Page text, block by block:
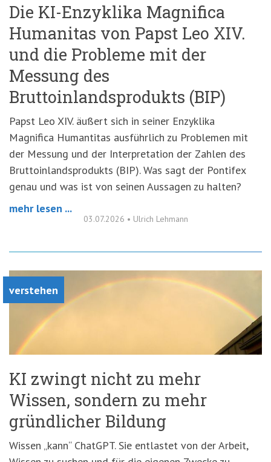
Die KI-Enzyklika Magnifica
Humanitas von Papst Leo XIV.
und die Probleme mit der
Messung des
Bruttoinlandsprodukts (BIP)
Papst Leo XIV. äußert sich in seiner Enzyklika
Magnifica Humantitas ausführlich zu Problemen mit
der Messung und der Interpretation der Zahlen des
Bruttoinlandsprodukts (BIP). Was sagt der Pontifex
genau und was ist von seinen Aussagen zu halten?
mehr lesen ...
03.07.2026 • Ulrich Lehmann
verstehen
KI zwingt nicht zu mehr
Wissen, sondern zu mehr
gründlicher Bildung
Wissen „kann“ ChatGPT. Sie entlastet von der Arbeit,